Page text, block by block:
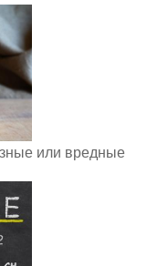
или вредные